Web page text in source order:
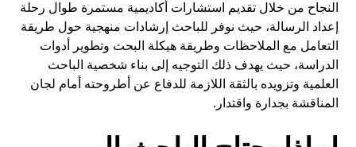
النجاح من خلال تقديم استشارات أكاديمية مستمرة طوال رحلة
إعداد الرسالة، حيث نوفر للباحث إرشادات منهجية حول طريقة
التعامل مع الملاحظات وطريقة هيكلة البحث وتطوير أدوات
الدراسة، حيث يهدف ذلك التوجيه إلى بناء شخصية الباحث
العلمية وتزويده بالثقة اللازمة للدفاع عن أطروحته أمام لجان
المناقشة بجدارة واقتدار.